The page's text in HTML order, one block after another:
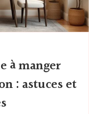
à manger
: astuces et